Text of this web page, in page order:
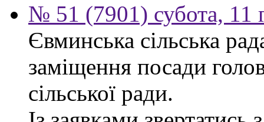
№ 51 (7901) субота, 11
Євминська сільська
заміщення посади
сільської ради.